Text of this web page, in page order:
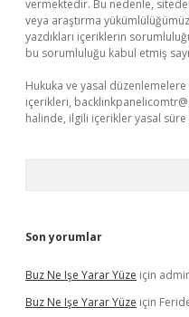
vermektedir. Bu nedenle,
veya araştırma
yazdıkları içeriklerin
bu sorumluluğu kabul etmiş
Hukuka ve yasal
içerikleri,
halinde, ilgili içerikler yasal süre
Son yorumlar
Buz Ne Işe Yarar Yüze için
Buz Ne Işe Yarar Yüze için